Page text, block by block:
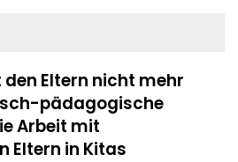
Eltern nicht mehr
pädagogische
Arbeit mit
Eltern in Kitas